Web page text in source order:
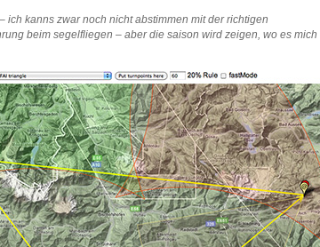
kanns zwar noch nicht abstimmen mit der richtigen
beim segelfliegen – aber die saison wird zeigen, wo es mich